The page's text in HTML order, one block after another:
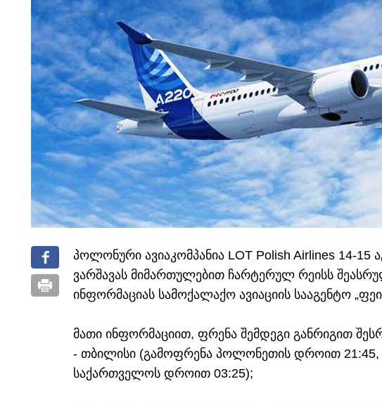
პოლონური ავიაკომპანია LOT Polish Airlines 14-15
ვარშავას მიმართულებით ჩარტერულ რეისს
ინფორმაციას სამოქალაქო ავიაციის სააგენტო
მათი ინფორმაციით, ფრენა შემდეგი განრიგით
- თბილისი (გამოფრენა პოლონეთის დროით 21:45,
საქართველოს დროით 03:25);